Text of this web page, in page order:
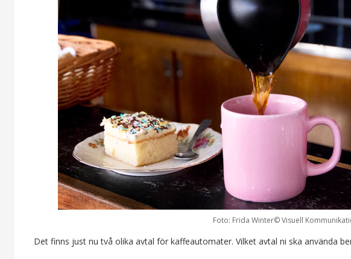
Foto: Frida Winter© Visuell
Det finns just nu två olika avtal för kaffeautomater. Vilket avtal ni ska använda